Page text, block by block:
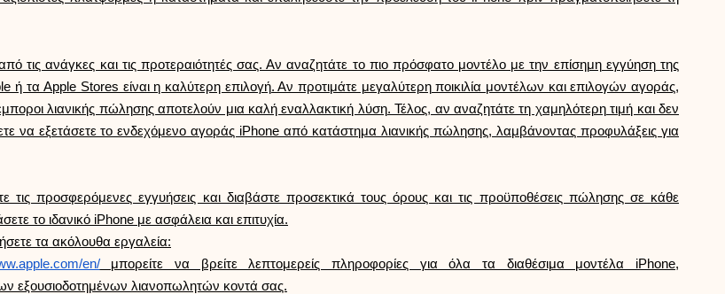
τις ανάγκες και τις προτεραιότητές σας. Αν αναζητάτε το πιο πρόσφατο μοντέλο με την επίσημη εγγύηση της
ή τα Apple Stores είναι η καλύτερη επιλογή. Αν προτιμάτε μεγαλύτερη ποικιλία μοντέλων και επιλογών αγοράς,
λιανικής πώλησης αποτελούν μια καλή εναλλακτική λύση. Τέλος, αν αναζητάτε τη χαμηλότερη τιμή και δεν
να εξετάσετε το ενδεχόμενο αγοράς iPhone από κατάστημα λιανικής πώλησης, λαμβάνοντας προφυλάξεις για
τις προσφερόμενες εγγυήσεις και διαβάστε προσεκτικά τους όρους και τις προϋποθέσεις πώλησης σε κάθε
το ιδανικό iPhone με ασφάλεια και επιτυχία.
τα ακόλουθα εργαλεία:
en/μπορείτε να βρείτε λεπτομερείς πληροφορίες για όλα τα διαθέσιμα μοντέλα iPhone,
εξουσιοδοτημένων λιανοπωλητών κοντά σας.